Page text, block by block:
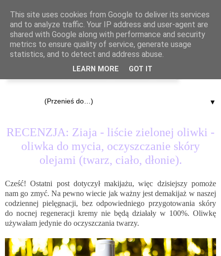
▼
RECENZJA: Ziaja - liście zielonej oliwki -
oliwka do mycia, oczyszczanie skóry
olejami (twarz, ciało, dłonie).
Cześć! Ostatni post dotyczył makijażu, więc dzisiejszy pomoże
nam go zmyć. Na pewno wiecie jak ważny jest demakijaż w naszej
codziennej pielęgnacji, bez odpowiedniego przygotowania skóry
do nocnej regeneracji kremy nie będą działały w 100%. Oliwkę
używałam jedynie do oczyszczania twarzy.
This site uses cookies from Google to deliver its services
and to analyze traffic. Your IP address and user-agent are
shared with Google along with performance and security
metrics to ensure quality of service, generate usage
statistics, and to detect and address abuse.
LEARN MORE GOT IT